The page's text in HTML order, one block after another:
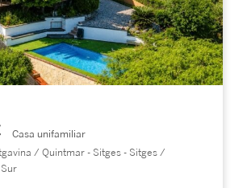
Casa unifamiliar
/ Quintmar - Sitges - Sitges /
Sur